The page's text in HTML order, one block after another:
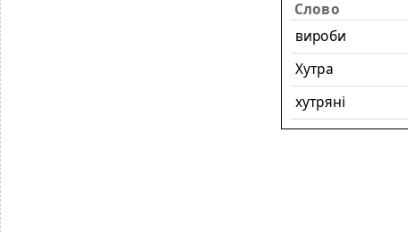
Слово
вироби
Хутра
хутряні